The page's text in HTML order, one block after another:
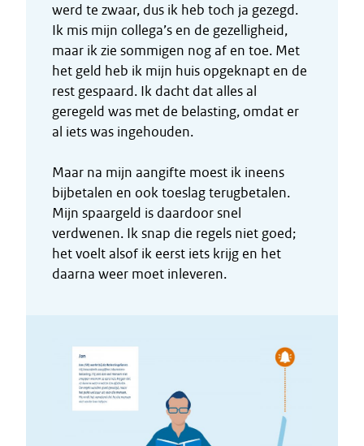
werd te zwaar, dus ik heb toch ja gezegd.
Ik mis mijn collega’s en de gezelligheid,
maar ik zie sommigen nog af en toe. Met
het geld heb ik mijn huis opgeknapt en de
rest gespaard. Ik dacht dat alles al
geregeld was met de belasting, omdat er
al iets was ingehouden.
Maar na mijn aangifte moest ik ineens
bijbetalen en ook toeslag terugbetalen.
Mijn spaargeld is daardoor snel
verdwenen. Ik snap die regels niet goed;
het voelt alsof ik eerst iets krijg en het
daarna weer moet inleveren.